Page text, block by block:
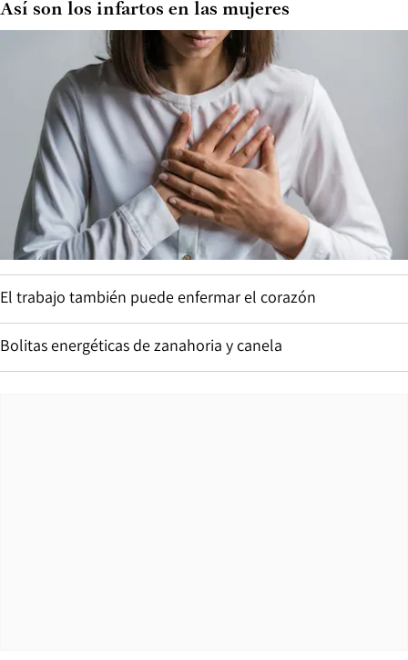
Así son los infartos en las mujeres
El trabajo también puede enfermar el corazón
Bolitas energéticas de zanahoria y canela